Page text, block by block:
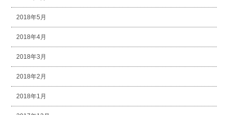
2018年5月
2018年4月
2018年3月
2018年2月
2018年1月